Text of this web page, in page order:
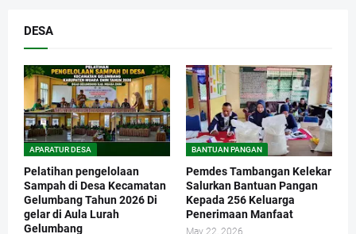
DESA
APARATUR DESA
Pelatihan pengelolaan
Sampah di Desa Kecamatan
Gelumbang Tahun 2026 Di
gelar di Aula Lurah
Gelumbang
BANTUAN PANGAN
Pemdes Tambangan Kelekar
Salurkan Bantuan Pangan
Kepada 256 Keluarga
Penerimaan Manfaat
May 22, 2026